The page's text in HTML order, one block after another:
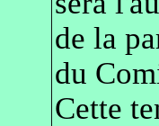
de la
du
Cette